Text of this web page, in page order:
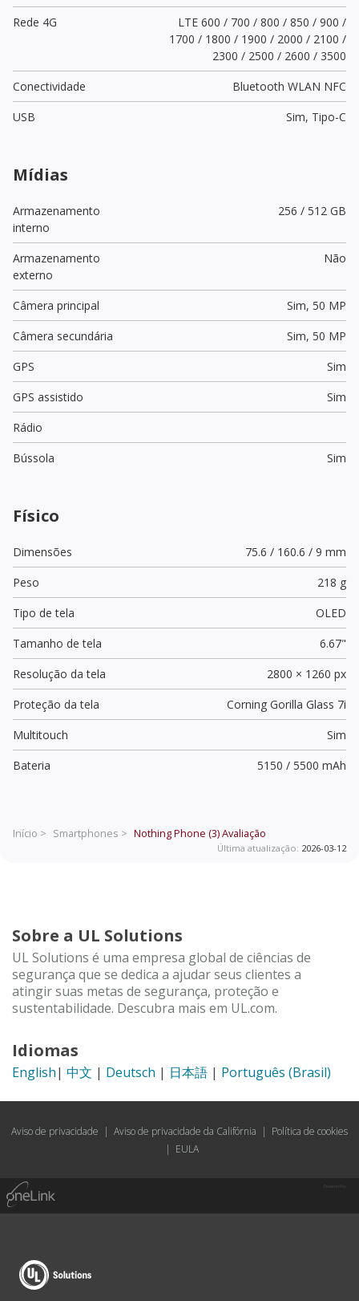
Rede 4G
LTE 600 / 700 / 800 / 850 / 900 /
1700 / 1800 / 1900 / 2000 / 2100 /
2300 / 2500 / 2600 / 3500
Conectividade
Bluetooth WLAN NFC
USB
Sim, Tipo-C
Mídias
Armazenamento
interno
256 / 512 GB
Armazenamento
externo
Não
Câmera principal Sim, 50 MP
Câmera secundária
Sim, 50 MP
GPS
Sim
GPS assistido
Sim
Rádio
Bússola
Sim
Físico
Dimensões
75.6 / 160.6 / 9 mm
Peso
218 g
Tipo de tela
OLED
Tamanho de tela
6.67"
Resolução da tela
2800 × 1260 px
Proteção da tela
Corning Gorilla Glass 7i
Multitouch
Sim
Bateria
5150 / 5500 mAh
Início > Smartphones > Nothing Phone (3)Avaliação
Última atualização: 2026-03-12
Sobre a UL Solutions
UL Solutions é uma empresa global de ciências de
segurança que se dedica a ajudar seus clientes a
atingir suas metas de segurança, proteção e
sustentabilidade. Descubra mais em UL.com.
Idiomas
English| 中文 | Deutsch | 日本語 | Português (Brasil)
Aviso de privacidade | Aviso de privacidade da Califórnia | Política de cookies
| EULA